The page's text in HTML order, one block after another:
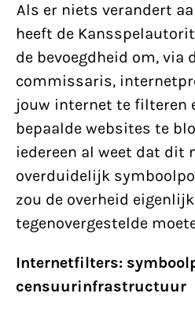
Als er niets verandert
heeft de
de bevoegdheid om, via
commissaris,
jouw internet te filteren
bepaalde websites te
iedereen al weet dat dit
overduidelijk
zou de overheid
tegenovergestelde
Internetfilters:
censuurinfrastructuur